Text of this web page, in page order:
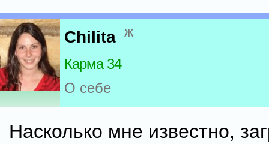
Chilita ж
Карма 34
О себе
Насколько мне известно,